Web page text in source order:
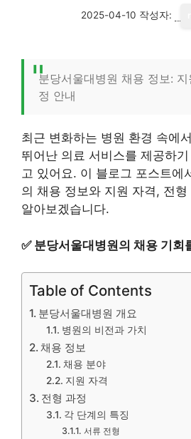
2025-04-10 작성자:
분당서울대병원 채용 정보:
정 안내
최근 변화하는 병원 환경 속에
뛰어난 의료 서비스를 제공하
고 있어요. 이 블로그 포스트에
의 채용 정보와 지원 자격, 전
알아보겠습니다.
✅ 분당서울대병원의 채용 기회
Table of Contents
분당서울대병원 개요
병원의 비전과 가치
채용 정보
채용 분야
지원 자격
전형 과정
각 단계의 특징
서류 전형